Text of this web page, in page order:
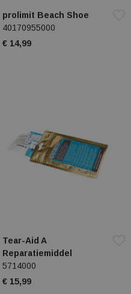
prolimit Beach Shoe
40170955000
€ 14,99
Tear-Aid A
Reparatiemiddel
5714000
€ 15,99